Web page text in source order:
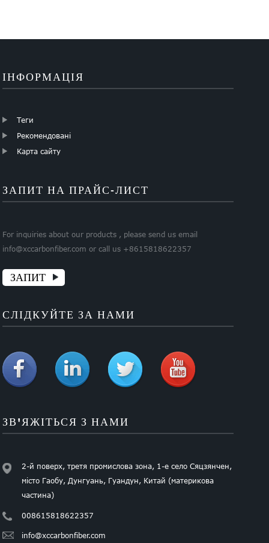
ІНФОРМАЦІЯ
Теги
Рекомендовані
Карта сайту
ЗАПИТ НА ПРАЙС-ЛИСТ
For inquiries about our products , please send us email
info@xccarbonfiber.com or call us +8615818622357
ЗАПИТ
СЛІДКУЙТЕ ЗА НАМИ
ЗВ'ЯЖІТЬСЯ З НАМИ
2-й поверх, третя промислова зона, 1-е село Сяцзянчен,
місто Гаобу, Дунгуань, Гуандун, Китай (материкова
частина)
008615818622357
info@xccarbonfiber.com